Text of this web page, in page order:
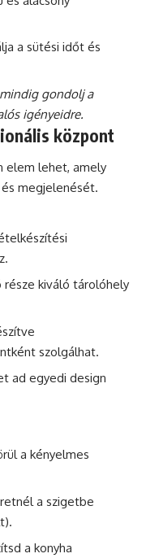
a sütési időt és
gondolj a
igényeidre.
központ
elem lehet, amely
megjelenését.
része kiváló tárolóhely
szolgálhat.
ad egyedi design
a kényelmes
a szigetbe
a konyha